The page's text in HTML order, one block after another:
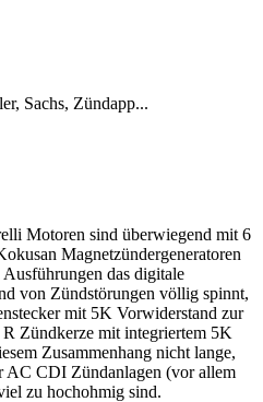
Sachs, Zündapp...
Motoren sind überwiegend mit 6
Magnetzündergeneratoren
das digitale
von Zündstörungen völlig spinnt,
mit 5K Vorwiderstand zur
Zündkerze mit integriertem 5K
Zusammenhang nicht lange,
AC CDI Zündanlagen (vor allem
zu hochohmig sind.